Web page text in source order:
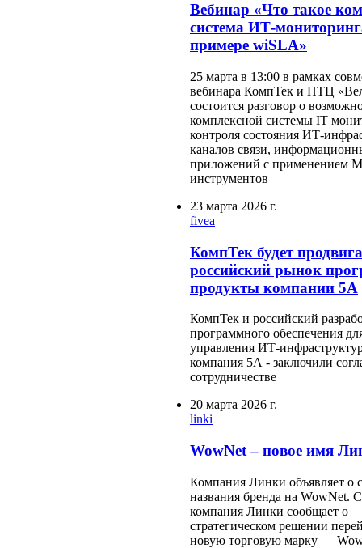
Вебинар «Что такое
система ИТ-
примере wiSLA»
25 марта в 13:00 в рамках
вебинара КомпТек и НТЦ
состоится разговор о
комплексной системы IT
контроля состояния ИТ-
каналов связи,
приложений с применением
инструментов
23 марта 2026 г.
fivea
КомпТек будет
российский рынок
продукты компании 5А
КомпТек и российский
программного обеспечения
управления ИТ-
компания 5А - заключили
сотрудничестве
20 марта 2026 г.
linki
WowNet – новое имя
Компания Линки объявляет о
названия бренда на WowNet.
компания Линки сообщает о
стратегическом решении
новую торговую марку —